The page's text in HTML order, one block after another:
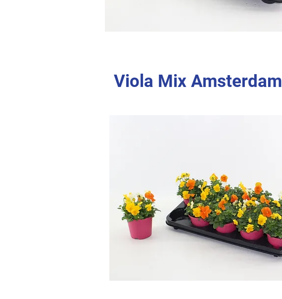
Viola Mix Amsterdam